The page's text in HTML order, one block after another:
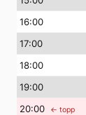
16:00
17:00
18:00
19:00
20:00 ← topp